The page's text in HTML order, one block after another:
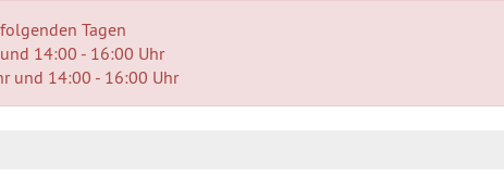
Tagen
14:00 - 16:00 Uhr
und 14:00 - 16:00 Uhr